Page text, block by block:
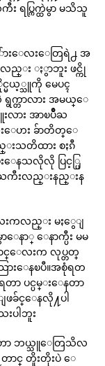
ရပ္ကြက္ထဲမွာ မသိသူ
ေလးေတြရဲ႕ အ
ည္း ႏွာဘူး ဖင္ကို
ယ့္သူကို မေပၚ
က္တာလား အမယ္ေ
ား အာၿပိဳႀ
းေဟး ခ်ာတိတ္ေ
သတိထား စႏၵီ
သလိုလို ပြင့္ပြ
ႀကီးလည္းနည္းန
ေလးကလည္း မႏွေျ
နာ္ ေနာက္ပီး မမ
င္ေလးက လုပ္တတ္
ားေနၿပီ။အစုံရတ
ာ ပင္ပမ္းေနတာ
ခ်င္ေနလို႔ပါ
ပါဘူး
ာတာ ဘယ္သူေတြသိလ
တာင္ တိူးတိုးပဲ ေ